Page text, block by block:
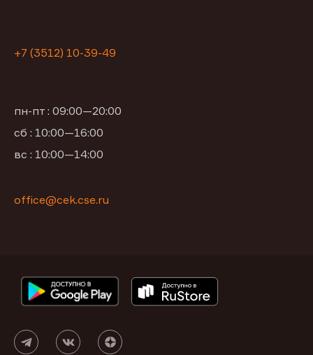
+7 (3512) 10-39-49
пн-пт : 09:00—20:00
сб : 10:00—16:00
вс : 10:00—14:00
office@cek.cse.ru